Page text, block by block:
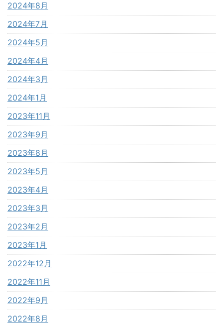
2024年8月
2024年7月
2024年5月
2024年4月
2024年3月
2024年1月
2023年11月
2023年9月
2023年8月
2023年5月
2023年4月
2023年3月
2023年2月
2023年1月
2022年12月
2022年11月
2022年9月
2022年8月